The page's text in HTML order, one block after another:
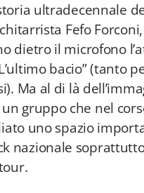
ultradecennale
Fefo
dietro il microfono
bacio” (tanto
Ma al di là
gruppo che nel
uno spazio
nazionale